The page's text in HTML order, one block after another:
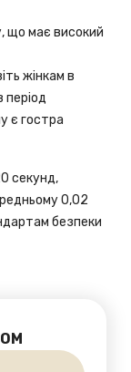
що має високий
жінкам в
період
є гостра
секунд,
0,02
безпеки